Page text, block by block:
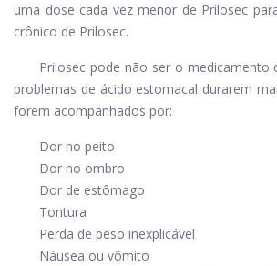
uma dose cada vez menor de Prilosec
crônico de Prilosec.
Prilosec pode não ser o
problemas de ácido estomacal durarem
forem acompanhados por:
Dor no peito
Dor no ombro
Dor de estômago
Tontura
Perda de peso inexplicável
Náusea ou vômito